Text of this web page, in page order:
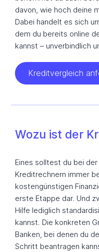
davon, wie hoch deine
Dabei handelt es sich
dem du bereits online
kannst – unverbindlich
Kreditvergleich
Wozu ist der
Eines solltest du bei
Kreditrechnern immer
kostengünstigen
erste Etappe dar. Und
Hilfe lediglich
kannst. Die konkreten
Banken, bei denen du
Schritt beantragen